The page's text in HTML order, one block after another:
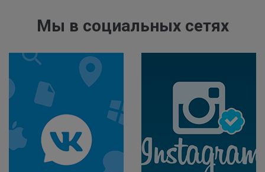
Мы в социальных сетях